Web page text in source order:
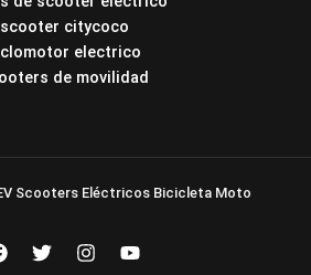
scooter citycoco
electrico
de movilidad
Scooters Eléctricos Bicicleta Moto